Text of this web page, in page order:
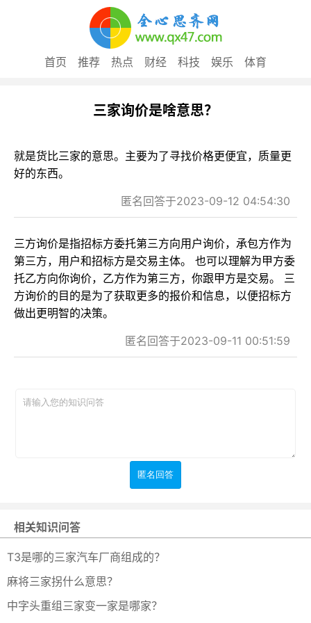
首页 推荐 热点 财经 科技 娱乐 体育
三家询价是啥意思？
就是货比三家的意思。主要为了寻找价格更便宜，质量更
好的东西。
匿名回答于2023-09-12 04:54:30
三方询价是指招标方委托第三方向用户询价，承包方作为
第三方，用户和招标方是交易主体。 也可以理解为甲方委
托乙方向你询价，乙方作为第三方，你跟甲方是交易。 三
方询价的目的是为了获取更多的报价和信息，以便招标方
做出更明智的决策。
匿名回答于2023-09-11 00:51:59
相关知识问答
T3是哪的三家汽车厂商组成的？
麻将三家拐什么意思？
中字头重组三家变一家是哪家？